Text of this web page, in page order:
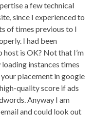
a few technical
since I experienced to
of times previous to I
I had been
is OK? Not that I’m
instances times
placement in google
quality score if ads
Anyway I am
and could look out